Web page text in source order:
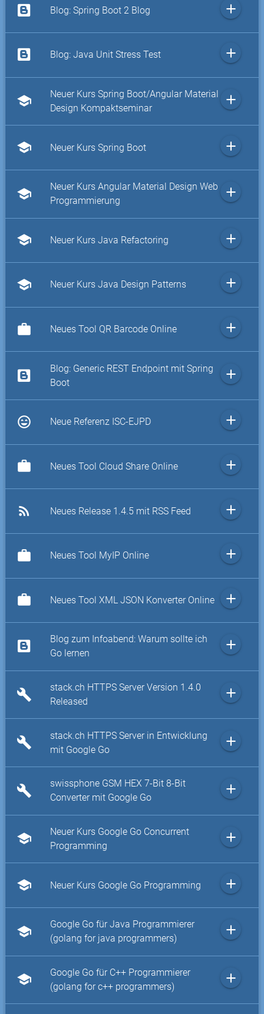
Blog: Spring Boot 2 Blog add
Blog: Java Unit Stress Test add
school
Neuer Kurs Spring Boot/Angular Material
Design Kompaktseminar
add
school Neuer Kurs Spring Boot add
school
Neuer Kurs Angular Material Design Web
Programmierung
add
school Neuer Kurs Java Refactoring add
school Neuer Kurs Java Design Patterns add
work Neues Tool QR Barcode Online add
Blog: Generic REST Endpoint mit Spring
Boot
add
sentiment_very_satisfied Neue Referenz ISC-EJPD add
work Neues Tool Cloud Share Online add
rss_feed Neues Release 1.4.5 mit RSS Feed add
work Neues Tool MyIP Online add
work Neues Tool XML JSON Konverter Online add
Blog zum Infoabend: Warum sollte ich
Go lernen
add
build
stack.ch HTTPS Server Version 1.4.0
Released
add
build
stack.ch HTTPS Server in Entwicklung
mit Google Go
add
build
swissphone GSM HEX 7-Bit 8-Bit
Converter mit Google Go
add
school
Neuer Kurs Google Go Concurrent
Programming
add
school Neuer Kurs Google Go Programming add
school
Google Go für Java Programmierer
(golang for java programmers)
add
school
Google Go für C++ Programmierer
(golang for c++ programmers)
add